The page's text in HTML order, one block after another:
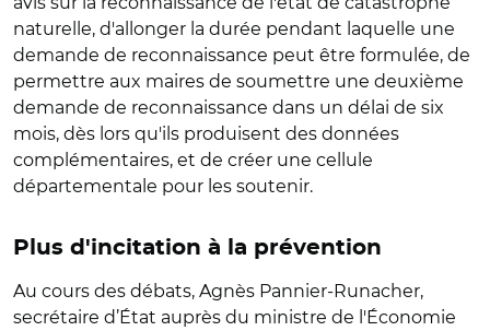
naturelle, d'allonger la durée pendant laquelle une
demande de reconnaissance peut être formulée, de
permettre aux maires de soumettre une deuxième
demande de reconnaissance dans un délai de six
mois, dès lors qu'ils produisent des données
complémentaires, et de créer une cellule
départementale pour les soutenir.
Plus d'incitation à la prévention
Au cours des débats, Agnès Pannier-Runacher,
secrétaire d’État auprès du ministre de l'Économie